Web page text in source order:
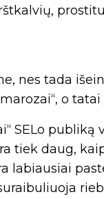
nes tada
o
SELo
tiek daug,
labiausiai